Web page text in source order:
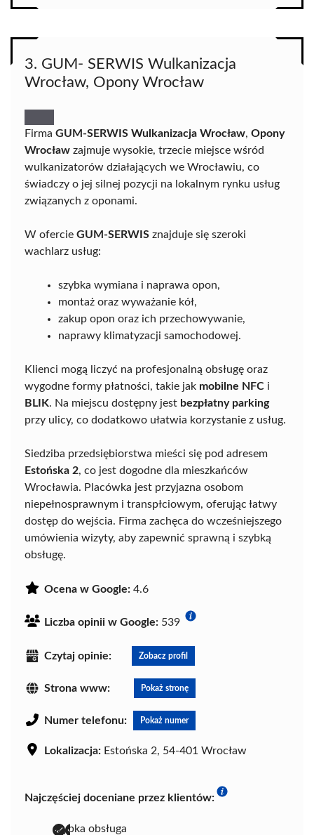
3. GUM- SERWIS Wulkanizacja
Wrocław, Opony Wrocław
Firma GUM-SERWIS Wulkanizacja Wrocław, Opony
Wrocław zajmuje wysokie, trzecie miejsce wśród
wulkanizatorów działających we Wrocławiu, co
świadczy o jej silnej pozycji na lokalnym rynku usług
związanych z oponami.
W ofercie GUM-SERWIS znajduje się szeroki
wachlarz usług:
szybka wymiana i naprawa opon,
montaż oraz wyważanie kół,
zakup opon oraz ich przechowywanie,
naprawy klimatyzacji samochodowej.
Klienci mogą liczyć na profesjonalną obsługę oraz
wygodne formy płatności, takie jak mobilne NFC i
BLIK. Na miejscu dostępny jest bezpłatny parking
przy ulicy, co dodatkowo ułatwia korzystanie z usług.
Siedziba przedsiębiorstwa mieści się pod adresem
Estońska 2, co jest dogodne dla mieszkańców
Wrocławia. Placówka jest przyjazna osobom
niepełnosprawnym i transpłciowym, oferując łatwy
dostęp do wejścia. Firma zachęca do wcześniejszego
umówienia wizyty, aby zapewnić sprawną i szybką
obsługę.
Ocena w Google: 4.6
Liczba opinii w Google: 539
Czytaj opinie: Zobacz profil
Strona www: Pokaż stronę
Numer telefonu: Pokaż numer
Lokalizacja: Estońska 2, 54-401 Wrocław
Najczęściej doceniane przez klientów:
szybka obsługa